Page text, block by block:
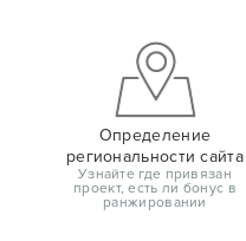
Определение
региональности сайта
Узнайте где привязан
проект, есть ли бонус в
ранжировании